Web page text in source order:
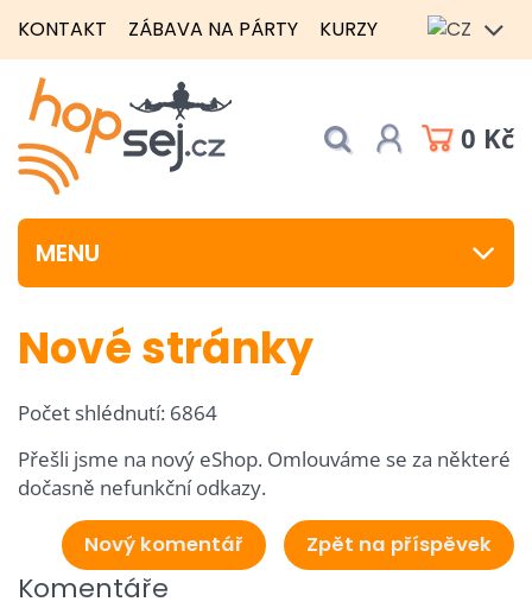
KONTAKT ZÁBAVA NA PÁRTY KURZY
0 Kč
MENU
Nové stránky
Počet shlédnutí: 6864
Přešli jsme na nový eShop. Omlouváme se za některé
dočasně nefunkční odkazy.
Zpět na příspěvek
Nový komentář
Komentáře